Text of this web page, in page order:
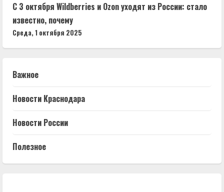
С 3 октября Wildberries и Ozon уходят из России: стало
известно, почему
Среда, 1 октября 2025
Важное
Новости Краснодара
Новости России
Полезное